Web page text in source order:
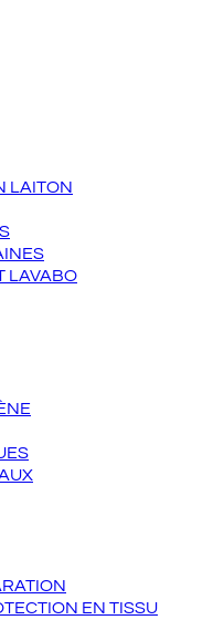
LAITON
LAVABO
EN TISSU